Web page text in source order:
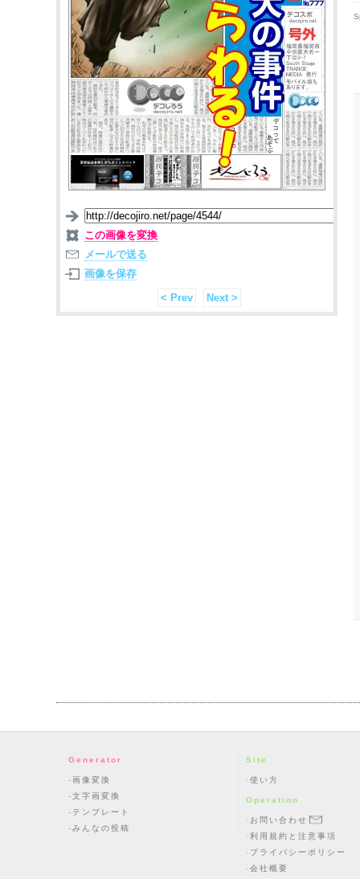
この画像を変換
メールで送る
画像を保存
< Prev
Next >
Generator
画像変換
文字画変換
テンプレート
みんなの投稿
Site
使い方
Operation
お問い合わせ
利用規約と注意事項
プライバシーポリシー
会社概要